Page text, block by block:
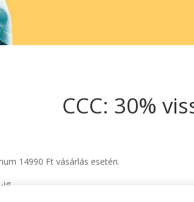
CCC: 30%
14990 Ft vásárlás esetén.
ig